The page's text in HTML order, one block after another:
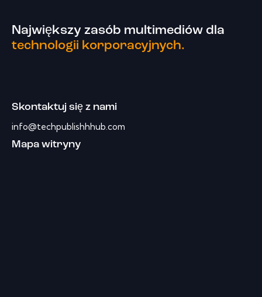
Największy zasób multimediów dla
technologii korporacyjnych.
Skontaktuj się z nami
info@techpublishhhub.com
Mapa witryny